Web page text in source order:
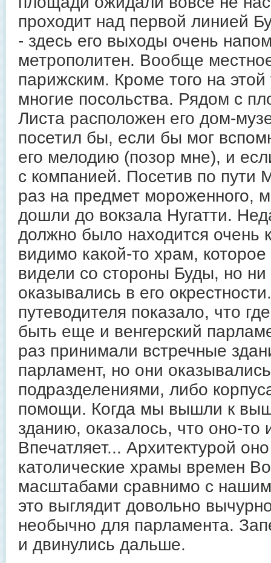
проходит над первой линией
- здесь его выходы очень
метрополитен. Вообще
парижским. Кроме того на
многие посольства. Рядом с
Листа расположен его дом-
посетил бы, если бы мог
его мелодию (позор мне), и
с компанией. Посетив по пути
раз на предмет мороженного,
дошли до вокзала Нугатти.
должно было находится очень
видимо какой-то храм,
видели со стороны Буды, но ни
оказывались в его
путеводителя показало, что
быть еще и венгерский
раз принимали встречные
парламент, но они
подразделениями, либо
помощи. Когда мы вышли к
зданию, оказалось, что оно-то
Впечатляет... Архитектурой
католические храмы времен
масштабами сравнимо с
это выглядит довольно
необычно для парламента.
и двинулись дальше.